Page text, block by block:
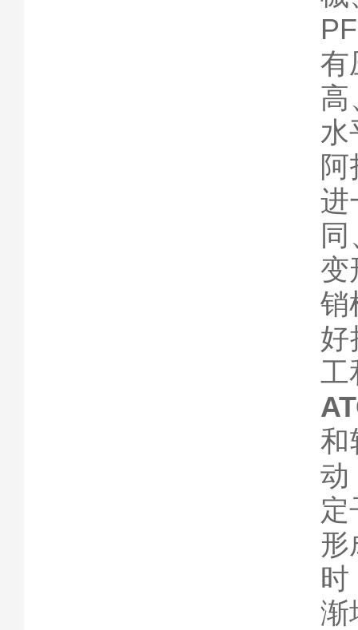
有
高
水
进
变
销
好
工
和
动
形
时
渐